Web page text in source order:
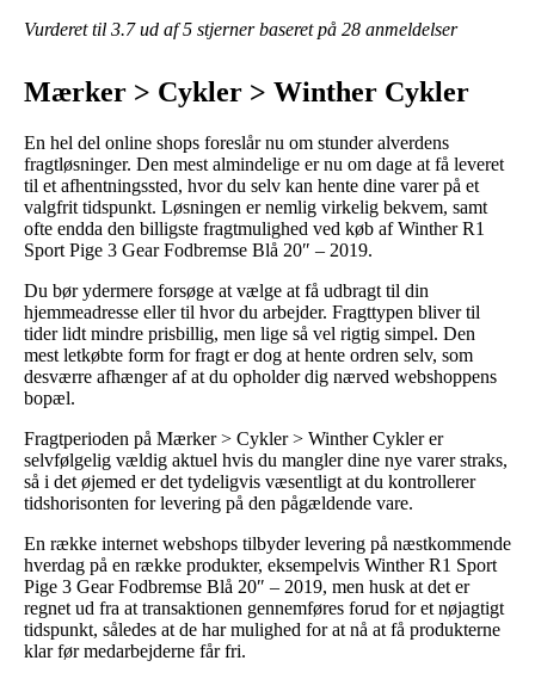
Vurderet til 3.7ud af 5 stjerner baseret på 28 anmeldelser
Mærker > Cykler > Winther Cykler
En hel del online shops foreslår nu om stunder alverdens
fragtløsninger. Den mest almindelige er nu om dage at få leveret
til et afhentningssted, hvor du selv kan hente dine varer på et
valgfrit tidspunkt. Løsningen er nemlig virkelig bekvem, samt
ofte endda den billigste fragtmulighed ved køb af Winther R1
Sport Pige 3 Gear Fodbremse Blå 20″ – 2019.
Du bør ydermere forsøge at vælge at få udbragt til din
hjemmeadresse eller til hvor du arbejder. Fragttypen bliver til
tider lidt mindre prisbillig, men lige så vel rigtig simpel. Den
mest letkøbte form for fragt er dog at hente ordren selv, som
desværre afhænger af at du opholder dig nærved webshoppens
bopæl.
Fragtperioden på Mærker > Cykler > Winther Cykler er
selvfølgelig vældig aktuel hvis du mangler dine nye varer straks,
så i det øjemed er det tydeligvis væsentligt at du kontrollerer
tidshorisonten for levering på den pågældende vare.
En række internet webshops tilbyder levering på næstkommende
hverdag på en række produkter, eksempelvis Winther R1 Sport
Pige 3 Gear Fodbremse Blå 20″ – 2019, men husk at det er
regnet ud fra at transaktionen gennemføres forud for et nøjagtigt
tidspunkt, således at de har mulighed for at nå at få produkterne
klar før medarbejderne får fri.